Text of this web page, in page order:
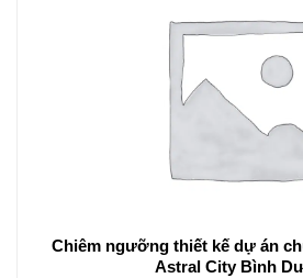
Chiêm ngưỡng thiết kế dự án
Astral City Bình